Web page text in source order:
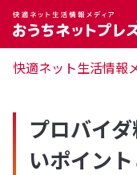
快適ネット生活情報
プロバイ
いポイン